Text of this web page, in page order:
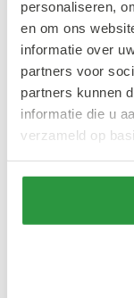
personaliseren,
en om ons
informatie over
partners voor
partners kunnen
informatie die u
verzameld op
opgetreden,
one pilots,
Interpol, The
Vaccines,
Kurt Vile,
Triggerfinger.
The Kik,